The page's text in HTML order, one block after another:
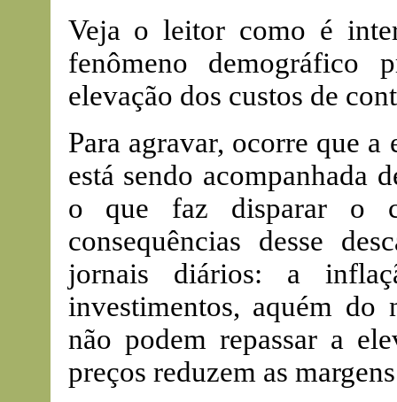
Veja o leitor como é
fenômeno demográfico
elevação dos custos de
Para agravar, ocorre que
está sendo acompanhada
o que faz disparar o
consequências desse
jornais diários: a
investimentos, aquém do
não podem repassar a
preços reduzem as